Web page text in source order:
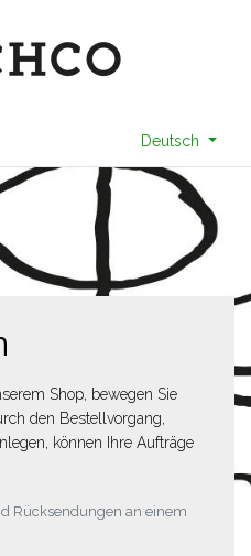
Deutsch
Shop, bewegen Sie
den Bestellvorgang,
können Ihre Aufträge
Rücksendungen an einem